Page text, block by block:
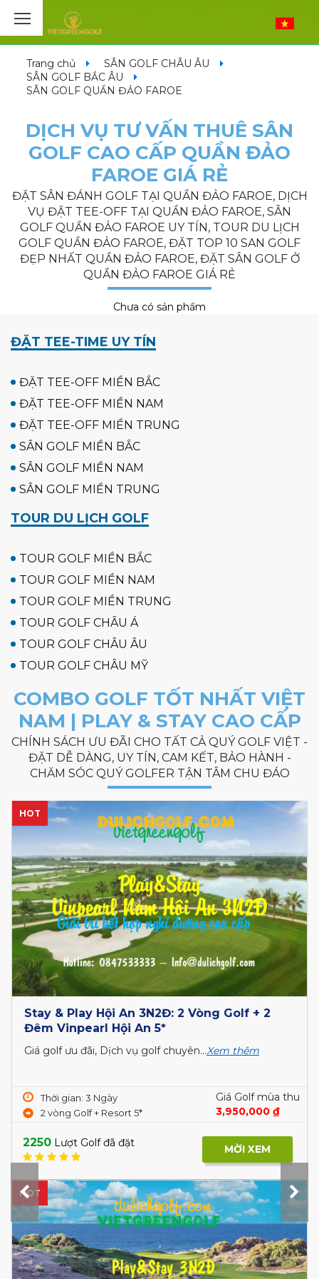
Trang chủ
SÂN GOLF CHÂU ÂU
SÂN GOLF BẮC ÂU
SÂN GOLF QUẦN ĐẢO FAROE
DỊCH VỤ TƯ VẤN THUÊ SÂN
GOLF CAO CẤP QUẦN ĐẢO
FAROE GIÁ RẺ
ĐẶT SÂN ĐÁNH GOLF TẠI QUẦN ĐẢO FAROE, DỊCH
VỤ ĐẶT TEE-OFF TẠI QUẦN ĐẢO FAROE, SÂN
GOLF QUẦN ĐẢO FAROE UY TÍN, TOUR DU LỊCH
GOLF QUẦN ĐẢO FAROE, ĐẶT TOP 10 SAN GOLF
ĐẸP NHẤT QUẦN ĐẢO FAROE, ĐẶT SÂN GOLF Ở
QUẦN ĐẢO FAROE GIÁ RẺ
Chưa có sản phẩm
ĐẶT TEE-TIME UY TÍN
ĐẶT TEE-OFF MIỀN BẮC
ĐẶT TEE-OFF MIỀN NAM
ĐẶT TEE-OFF MIỀN TRUNG
SÂN GOLF MIỀN BẮC
SÂN GOLF MIỀN NAM
SÂN GOLF MIỀN TRUNG
TOUR DU LỊCH GOLF
TOUR GOLF MIỀN BẮC
TOUR GOLF MIỀN NAM
TOUR GOLF MIỀN TRUNG
TOUR GOLF CHÂU Á
TOUR GOLF CHÂU ÂU
TOUR GOLF CHÂU MỸ
COMBO GOLF TỐT NHẤT VIỆT
NAM | PLAY & STAY CAO CẤP
CHÍNH SÁCH ƯU ĐÃI CHO TẤT CẢ QUÝ GOLF VIỆT -
ĐẶT DỄ DÀNG, UY TÍN, CAM KẾT, BẢO HÀNH -
CHĂM SÓC QUÝ GOLFER TẬN TÂM CHU ĐÁO
HOT
Stay & Play Hội An 3N2Đ: 2 Vòng Golf + 2
Đêm Vinpearl Hội An 5*
Giá golf ưu đãi, Dịch vụ golf chuyên...Xem thêm
Thời gian: 3 Ngày
2 vòng Golf + Resort 5*
Giá Golf mùa thu
3,950,000 ₫
2250 Lượt Golf đã đặt MỜI XEM
HOT